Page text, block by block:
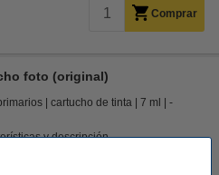
Comprar
foto (original)
cartucho de tinta 7 ml -
y descripción
ml